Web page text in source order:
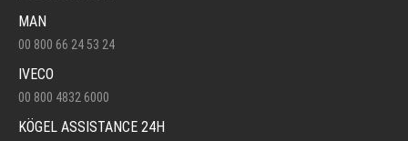
MAN
00 800 66 24 53 24
IVECO
00 800 4832 6000
KÖGEL ASSISTANCE 24H